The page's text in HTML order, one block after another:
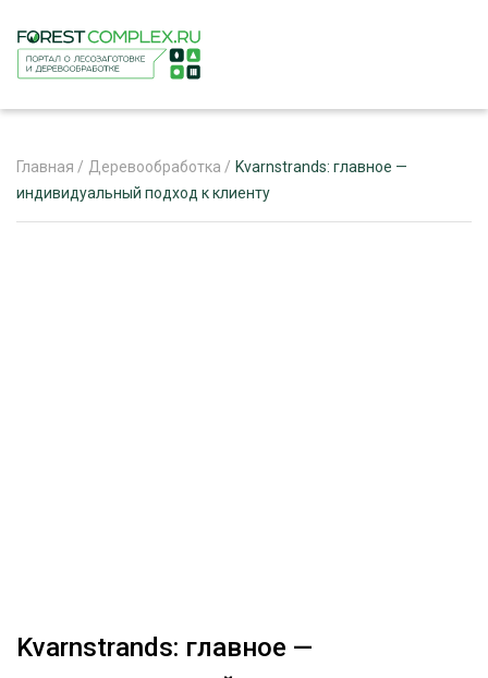
ЛЕСОВОССТАНОВЛЕНИЕ И ЗАЩИТА
Главная / Деревообработка / Kvarnstrands: главное —
индивидуальный подход к клиенту
Kvarnstrands: главное —